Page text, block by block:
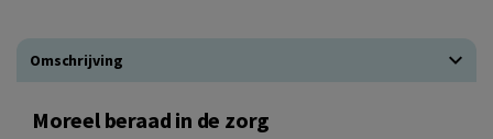
Omschrijving
Moreel beraad in de zorg